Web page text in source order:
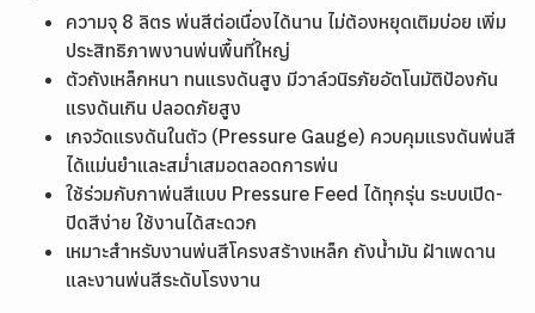
ความจุ 8 ลิตร พ่นสีต่อเนื่องได้นาน ไม่ต้องหยุดเติมบ่อย เพิ่ม
ประสิทธิภาพงานพ่นพื้นที่ใหญ่
ตัวถังเหล็กหนา ทนแรงดันสูง มีวาล์วนิรภัยอัตโนมัติป้องกัน
แรงดันเกิน ปลอดภัยสูง
เกจวัดแรงดันในตัว (Pressure Gauge) ควบคุมแรงดันพ่นสี
ได้แม่นยำและสม่ำเสมอตลอดการพ่น
ใช้ร่วมกับกาพ่นสีแบบ Pressure Feed ได้ทุกรุ่น ระบบเปิด-
ปิดสีง่าย ใช้งานได้สะดวก
เหมาะสำหรับงานพ่นสีโครงสร้างเหล็ก ถังน้ำมัน ฝ้าเพดาน
และงานพ่นสีระดับโรงงาน